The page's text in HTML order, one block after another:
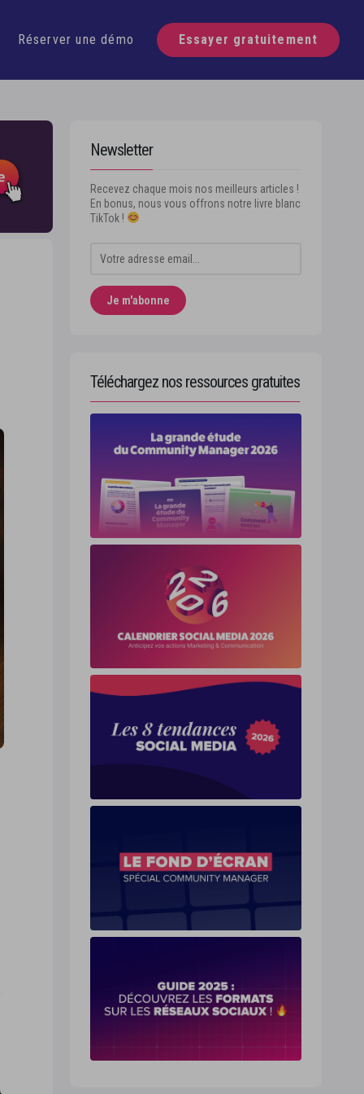
Réserver une démo Essayer gratuitement
Newsletter
Recevez chaque mois nos meilleurs articles !
En bonus, nous vous offrons notre livre blanc
TikTok !
Téléchargez nos ressources gratuites